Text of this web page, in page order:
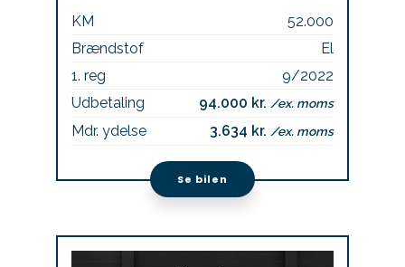
KM
52.000
Brændstof
El
1. reg
9/2022
Udbetaling
94.000 kr./ex. moms
Mdr. ydelse 3.634 kr./ex. moms
Se bilen